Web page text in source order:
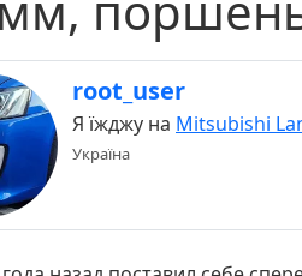
root_user
Я їжджу на Mitsubishi
Україна